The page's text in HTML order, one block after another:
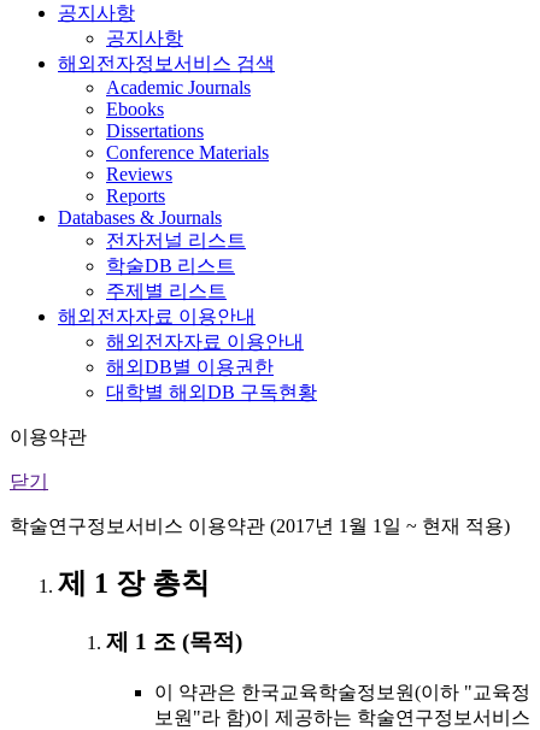
공지사항
공지사항
해외전자정보서비스 검색
Academic Journals
Ebooks
Dissertations
Conference Materials
Reviews
Reports
Databases & Journals
전자저널 리스트
학술DB 리스트
주제별 리스트
해외전자자료 이용안내
해외전자자료 이용안내
해외DB별 이용권한
대학별 해외DB 구독현황
이용약관
닫기
학술연구정보서비스 이용약관 (2017년 1월 1일 ~ 현재 적용)
제 1 장 총칙
제 1 조 (목적)
이 약관은 한국교육학술정보원(이하 "교육정
보원"라 함)이 제공하는 학술연구정보서비스